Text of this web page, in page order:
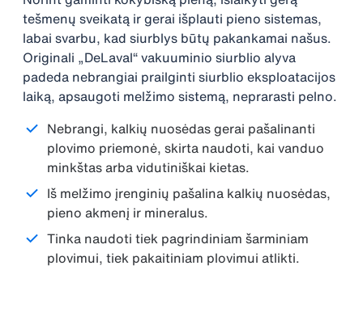
tešmenų sveikatą ir gerai išplauti pieno sistemas,
labai svarbu, kad siurblys būtų pakankamai našus.
Originali „DeLaval“ vakuuminio siurblio alyva
padeda nebrangiai prailginti siurblio eksploatacijos
laiką, apsaugoti melžimo sistemą, neprarasti pelno.
Nebrangi, kalkių nuosėdas gerai pašalinanti
plovimo priemonė, skirta naudoti, kai vanduo
minkštas arba vidutiniškai kietas.
Iš melžimo įrenginių pašalina kalkių nuosėdas,
pieno akmenį ir mineralus.
Tinka naudoti tiek pagrindiniam šarminiam
plovimui, tiek pakaitiniam plovimui atlikti.